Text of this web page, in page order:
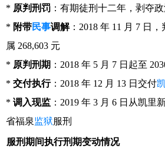
* 原判刑罚 ：有期徒刑十二年，剥夺
* 附带民事调解：2018 年 11 月 7 日
属 268,603 元
* 原判刑期 ：2018 年 5 月 7 日起至
* 交付执行：2018 年 12 月 13 日交付
* 调入现监 ：2019 年 3 月 6 日从凯里
省福泉监狱服刑
服刑期间执行刑期变动情况